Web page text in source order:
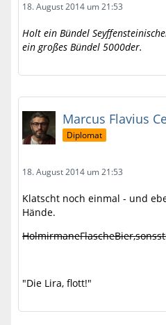
18. August 2014 um 21:53
Holt ein Bündel
ein großes Bündel 5000der.
Marcus Flavius
Diplomat
18. August 2014 um 21:53
Klatscht noch einmal - und
Hände.
"Die Lira, flott!"